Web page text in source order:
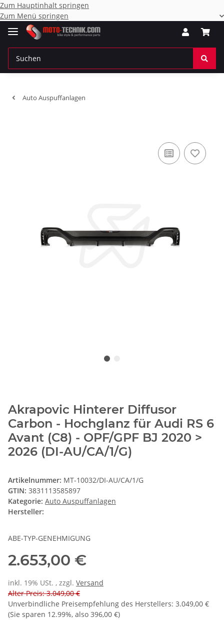
Zum Hauptinhalt springen
Zum Menü springen
Auto Auspuffanlagen
Akrapovic Hinterer Diffusor
Carbon - Hochglanz für Audi RS 6
Avant (C8) - OPF/GPF BJ 2020 >
2026 (DI-AU/CA/1/G)
Artikelnummer: MT-10032/DI-AU/CA/1/G
GTIN: 3831113585897
Kategorie: Auto Auspuffanlagen
Hersteller:
ABE-TYP-GENEHMIGUNG
2.653,00 €
inkl. 19% USt. , zzgl. Versand
Alter Preis: 3.049,00 €
Unverbindliche Preisempfehlung des Herstellers: 3.049,00 €
(Sie sparen 12.99%, also 396,00 €)